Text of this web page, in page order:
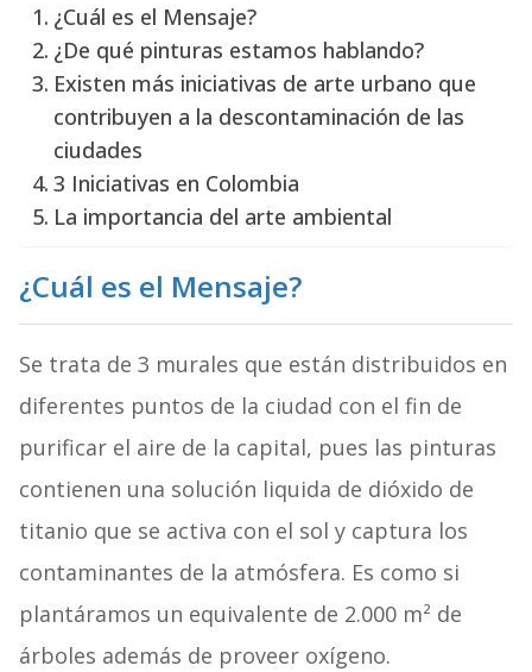
¿Cuál es el Mensaje?
¿De qué pinturas estamos hablando?
Existen más iniciativas de arte urbano que
contribuyen a la descontaminación de las
ciudades
3 Iniciativas en Colombia
La importancia del arte ambiental
¿Cuál es el Mensaje?
Se trata de 3 murales que están distribuidos en
diferentes puntos de la ciudad con el fin de
purificar el aire de la capital, pues las pinturas
contienen una solución liquida de dióxido de
titanio que se activa con el sol y captura los
contaminantes de la atmósfera. Es como si
plantáramos un equivalente de 2.000 m² de
árboles además de proveer oxígeno.